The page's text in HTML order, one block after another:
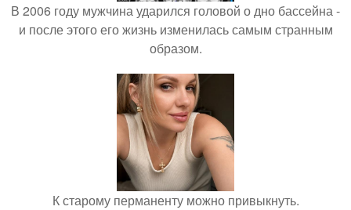
В 2006 году мужчина ударился головой о дно бассейна -
и после этого его жизнь изменилась самым странным
образом.
К старому перманенту можно привыкнуть.